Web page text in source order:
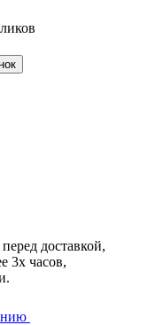
доставкой,
3х часов,